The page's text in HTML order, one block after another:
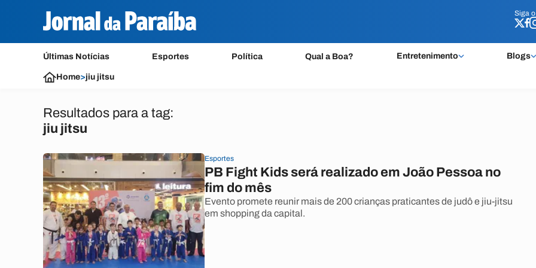
Siga o
Últimas Notícias Esportes Política Qual a Boa? Entretenimento Blogs
Siga o
Home>jiu jitsu
Resultados para a tag:
jiu jitsu
Esportes
PB Fight Kids será realizado em João Pessoa no
fim do mês
Evento promete reunir mais de 200 crianças praticantes de judô e jiu-jitsu
em shopping da capital.